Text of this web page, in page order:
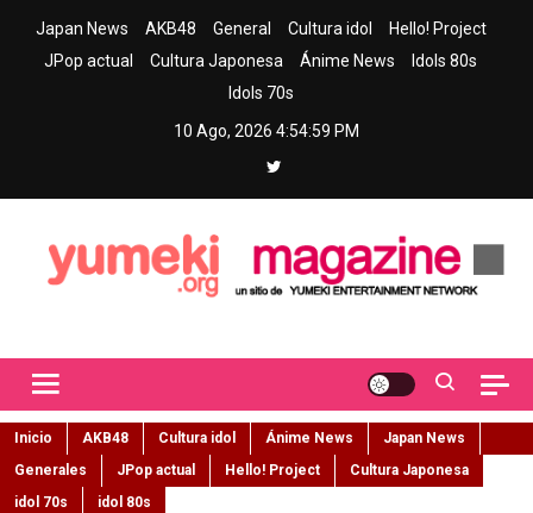
Japan News AKB48 General Cultura idol
Hello! Project
JPop actual
Cultura Japonesa Ánime News
Idols 80s
Idols 70s
10 Ago, 2026 4:55:00 PM
Inicio AKB48 Cultura idol Ánime News
Japan News
Generales
JPop actual Hello! Project
Cultura Japonesa
idol 70s
idol 80s